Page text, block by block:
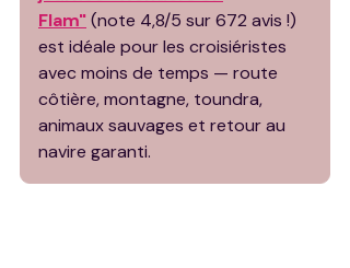
Flam" (note 4,8/5 sur 672 avis !)
est idéale pour les croisiéristes
avec moins de temps — route
côtière, montagne, toundra,
animaux sauvages et retour au
navire garanti.